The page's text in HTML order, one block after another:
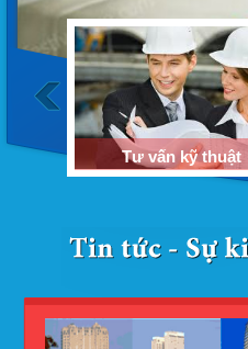
Tư vấn kỹ thuật